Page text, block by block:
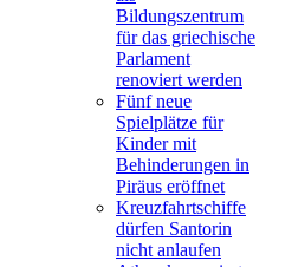
Bildungszentrum
für das griechische
Parlament
renoviert werden
Fünf neue
Spielplätze für
Kinder mit
Behinderungen in
Piräus eröffnet
Kreuzfahrtschiffe
dürfen Santorin
nicht anlaufen